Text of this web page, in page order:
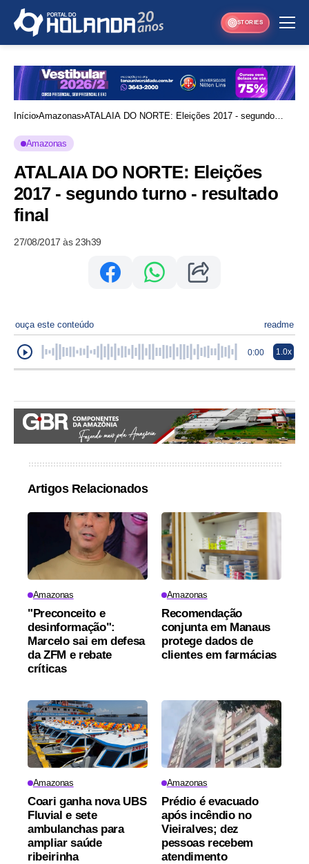
STORIES
Início Amazonas ATALAIA DO NORTE: Eleições 2017 - segundo
Amazonas
ATALAIA DO NORTE: Eleições
2017 - segundo turno - resultado
final
27/08/2017 às 23h39
ouça este conteúdo readme
0:00 1.0x
Artigos Relacionados
Amazonas
"Preconceito e
desinformação":
Marcelo sai em defesa
da ZFM e rebate
críticas
Amazonas
Recomendação
conjunta em Manaus
protege dados de
clientes em farmácias
Amazonas
Coari ganha nova UBS
Fluvial e sete
ambulanchas para
ampliar saúde
ribeirinha
Amazonas
Prédio é evacuado
após incêndio no
Vieiralves; dez
pessoas recebem
atendimento